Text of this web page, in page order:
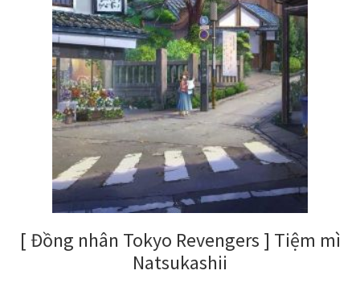
[ Đồng nhân Tokyo Revengers ] Tiệm mì
Natsukashii